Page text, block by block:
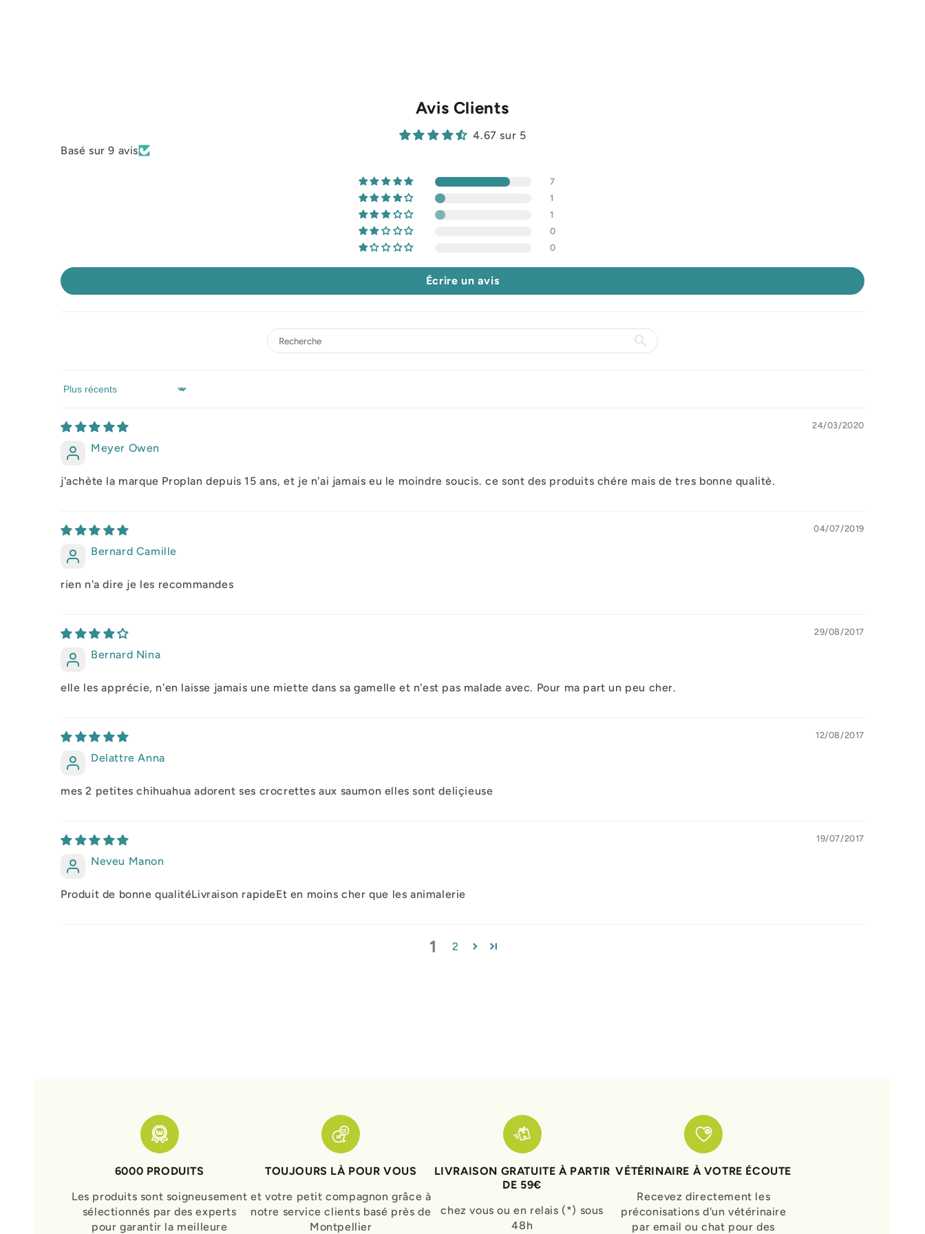
Avis Clients
4.67 sur 5
Basé sur 9 avis
7
1
1
0
0
Écrire un avis
Sort by
24/03/2020
Meyer Owen
j'achète la marque Proplan depuis 15 ans, et je n'ai jamais eu le moindre soucis. ce sont des produits chére mais de tres bonne qualitè.
04/07/2019
Bernard Camille
rien n'a dire je les recommandes
29/08/2017
Bernard Nina
elle les apprécie, n'en laisse jamais une miette dans sa gamelle et n'est pas malade avec. Pour ma part un peu cher.
12/08/2017
Delattre Anna
mes 2 petites chihuahua adorent ses crocrettes aux saumon elles sont deliçieuse
19/07/2017
Neveu Manon
Produit de bonne qualitéLivraison rapideEt en moins cher que les animalerie
1 2
6000 PRODUITS
Les produits sont soigneusement
sélectionnés par des experts
pour garantir la meilleure
TOUJOURS LÀ POUR VOUS
et votre petit compagnon grâce à
notre service clients basé près de
Montpellier
LIVRAISON GRATUITE À PARTIR
DE 59€
chez vous ou en relais (*) sous
48h
VÉTÉRINAIRE À VOTRE ÉCOUTE
Recevez directement les
préconisations d'un vétérinaire
par email ou chat pour des